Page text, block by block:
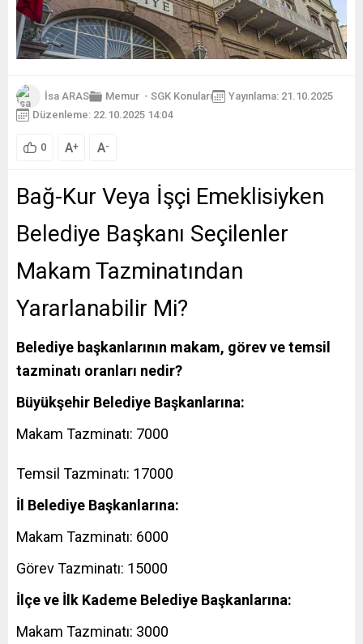
İsa ARAS Memur - SGK Konuları
Yayınlama: 21.10.2025
Düzenleme: 22.10.2025 14:04
0 A+ A-
Bağ-Kur Veya İşçi Emeklisiyken
Belediye Başkanı Seçilenler
Makam Tazminatından
Yararlanabilir Mi?
Belediye başkanlarının makam, görev ve temsil
tazminatı oranları nedir?
Büyükşehir Belediye Başkanlarına:
Makam Tazminatı: 7000
Temsil Tazminatı: 17000
İl Belediye Başkanlarına:
Makam Tazminatı: 6000
Görev Tazminatı: 15000
İlçe ve İlk Kademe Belediye Başkanlarına:
Makam Tazminatı: 3000